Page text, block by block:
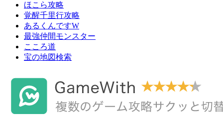
ほこら攻略
覚醒千里行攻略
あるくんですW
最強仲間モンスター
こころ道
宝の地図検索